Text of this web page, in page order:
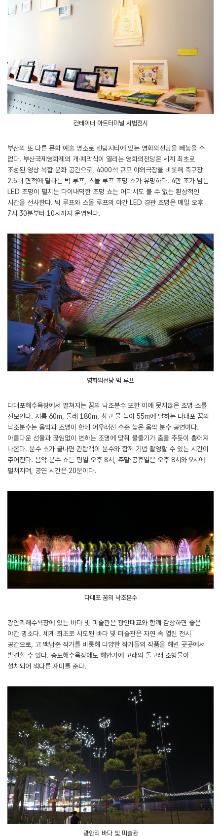
컨테이너 아트터미널 시범전시
부산의 또 다른 문화 예술 명소로 센텀시티에 있는 영화의전당을 빼놓을 수
없다. 부산국제영화제의 개·폐막식이 열리는 영화의전당은 세계 최초로
조성된 영상 복합 문화 공간으로, 4000석 규모 야외극장을 비롯해 축구장
2.5배 면적에 달하는 빅 루프, 스몰 루프 조명 쇼가 유명하다. 4만 조가 넘는
LED 조명이 펼치는 다이내믹한 조명 쇼는 어디서도 볼 수 없는 환상적인
시간을 선사한다. 빅 루프와 스몰 루프의 야간 LED 경관 조명은 매일 오후
7시 30분부터 10시까지 운영된다.
영화의전당 빅 루프
다대포해수욕장에서 펼쳐지는 꿈의 낙조분수 또한 이에 못지않은 조명 쇼를
선보인다. 지름 60m, 둘레 180m, 최고 물 높이 55m에 달하는 다대포 꿈의
낙조분수는 음악과 조명이 한데 어우러진 수준 높은 음악 분수 공연이다.
아름다운 선율과 끊임없이 변하는 조명에 맞춰 물줄기가 춤을 추듯이 뿜어져
나온다. 분수 쇼가 끝나면 관람객이 분수와 함께 기념 촬영할 수 있는 시간이
주어진다. 음악 분수 쇼는 평일 오후 8시, 주말·공휴일은 오후 8시와 9시에
펼쳐지며, 공연 시간은 20분이다.
다대포 꿈의 낙조분수
광안리해수욕장에 있는 바다 빛 미술관은 광안대교와 함께 감상하면 좋은
야간 명소다. 세계 최초로 시도된 바다 빛 미술관은 자연 속 열린 전시
공간으로, 고 백남준 작가를 비롯해 다양한 작가들의 작품을 해변 곳곳에서
발견할 수 있다. 송도해수욕장에도 해안가에 고래와 돌고래 조형물이
설치되어 색다른 재미를 준다.
광안리 바다 빛 미술관